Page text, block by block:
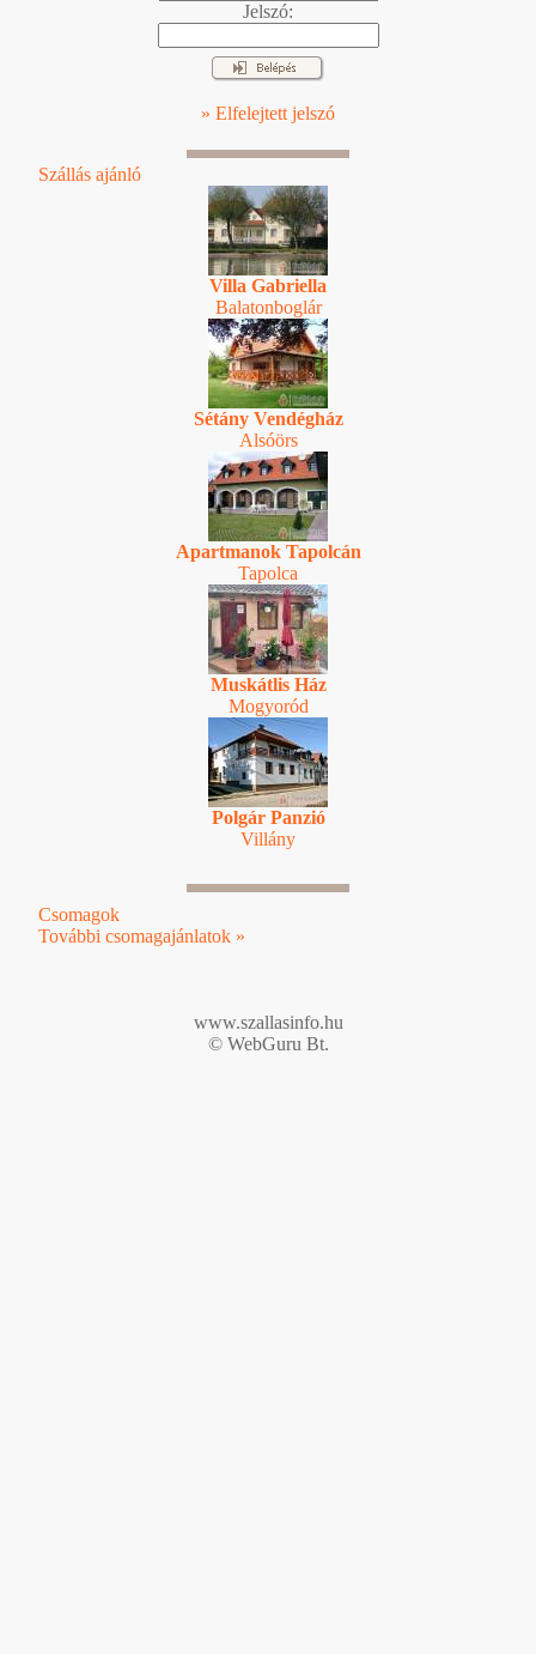
Jelszó:
» Elfelejtett jelszó
Szállás ajánló
Villa Gabriella
Balatonboglár
Sétány Vendégház
Alsóörs
Apartmanok Tapolcán
Tapolca
Muskátlis Ház
Mogyoród
Polgár Panzió
Villány
Csomagok
További csomagajánlatok »
www.szallasinfo.hu
© WebGuru Bt.